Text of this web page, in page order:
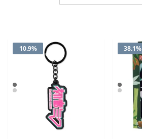
10.9% 38.1%